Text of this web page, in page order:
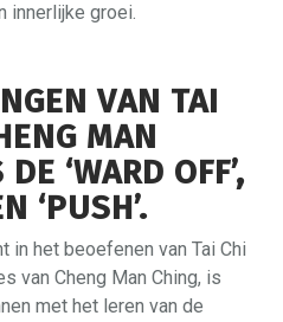
innerlijke groei.
VAN TAI
MAN
‘WARD OFF’,
‘PUSH’.
het beoefenen van Tai Chi
van Cheng Man Ching, is
met het leren van de